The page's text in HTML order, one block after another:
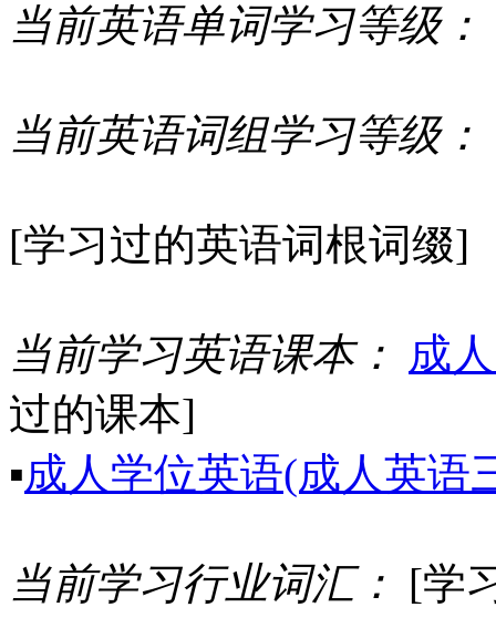
当前英语单词学习等级：
当前英语词组学习等级：
[学习过的英语词根词缀]
当前学习英语课本： 成
过的课本]
▪成人学位英语(成人英语
当前学习行业词汇： [学